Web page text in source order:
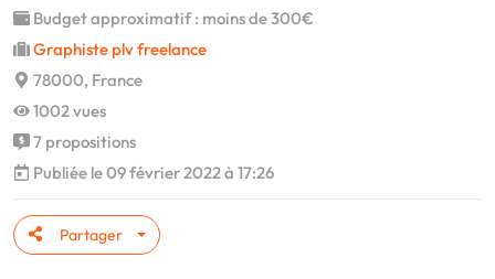
Budget approximatif : moins de 300€
Graphiste plv freelance
78000, France
1002 vues
7 propositions
Publiée le 09 février 2022 à 17:26
Partager